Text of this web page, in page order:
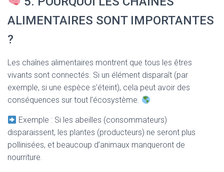
ALIMENTAIRES SONT IMPORTANTES
?
Les chaînes alimentaires montrent que tous les êtres
vivants sont connectés. Si un élément disparaît (par
exemple, si une espèce s’éteint), cela peut avoir des
conséquences sur tout l’écosystème.
Exemple : Si les abeilles (consommateurs)
disparaissent, les plantes (producteurs) ne seront plus
pollinisées, et beaucoup d’animaux manqueront de
nourriture.